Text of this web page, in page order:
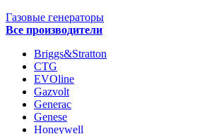
Газовые генераторы
Все производители
Briggs&Stratton
CTG
EVOline
Gazvolt
Generac
Genese
Honeywell